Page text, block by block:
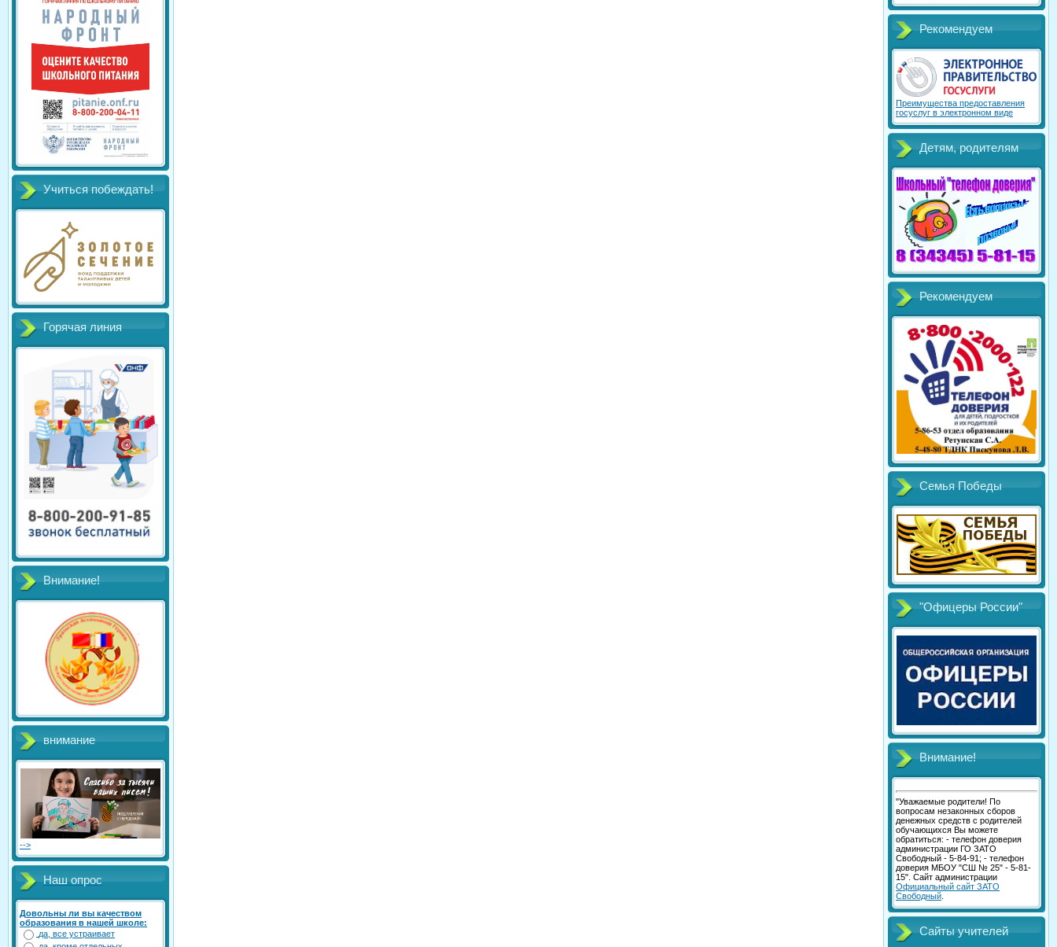
Учиться побеждать!
Горячая линия
Внимание!
внимание
-->
Наш опрос
Довольны ли вы качеством
образования в нашей школе:
да, все устраивает
Рекомендуем
Преимущества предоставления
госуслуг в электронном виде
Детям, родителям
Рекомендуем
Семья Победы
"Офицеры России"
Внимание!
"Уважаемые родители! По
вопросам незаконных сборов
денежных средств с родителей
обучающихся Вы можете
обратиться: - телефон доверия
администрации ГО ЗАТО
Свободный - 5-84-91; - телефон
доверия МБОУ "СШ № 25" - 5-81-
15". Сайт администрации
Официальный сайт ЗАТО
Свободный
Сайты учителей